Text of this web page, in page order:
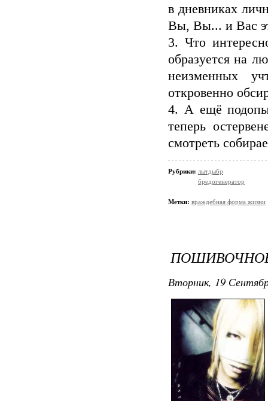
в дневниках
Вы, Вы... и Вас
3. Что
образуется на
неизменных
откровенно
4. А ещё
теперь
смотреть
Рубрики: лытдыбр
бредогенератор
Метки: враждебная форма жизни
Вторник, 19